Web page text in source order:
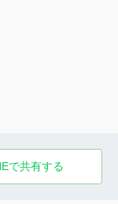
で共有する